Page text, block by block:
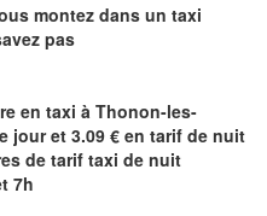
montez dans un taxi
pas
en taxi à Thonon-les-
jour et 3.09 € en tarif de nuit
de tarif taxi de nuit
7h